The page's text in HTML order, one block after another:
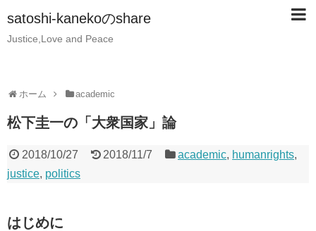
satoshi-kanekoのshare
Justice,Love and Peace
ホーム academic
松下圭一の「大衆国家」論
2018/10/27 2018/11/7 academic, humanrights,
justice, politics
はじめに